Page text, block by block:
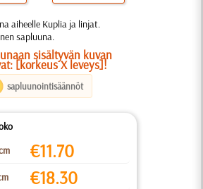
aiheelle Kuplia ja linjat.
sapluuna.
sisältyvän kuvan
[korkeus X leveys]!
sapluunointisäännöt
€11.70
€18.30